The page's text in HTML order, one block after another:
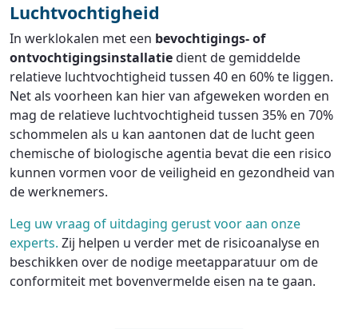
Luchtvochtigheid
In werklokalen met een bevochtigings- of
ontvochtigingsinstallatiedient de gemiddelde
relatieve luchtvochtigheid tussen 40 en 60% te liggen.
Net als voorheen kan hier van afgeweken worden en
mag de relatieve luchtvochtigheid tussen 35% en 70%
schommelen als u kan aantonen dat de lucht geen
chemische of biologische agentia bevat die een risico
kunnen vormen voor de veiligheid en gezondheid van
de werknemers.
Leg uw vraag of uitdaging gerust voor aan onze
experts. Zij helpen u verder met de risicoanalyse en
beschikken over de nodige meetapparatuur om de
conformiteit met bovenvermelde eisen na te gaan.